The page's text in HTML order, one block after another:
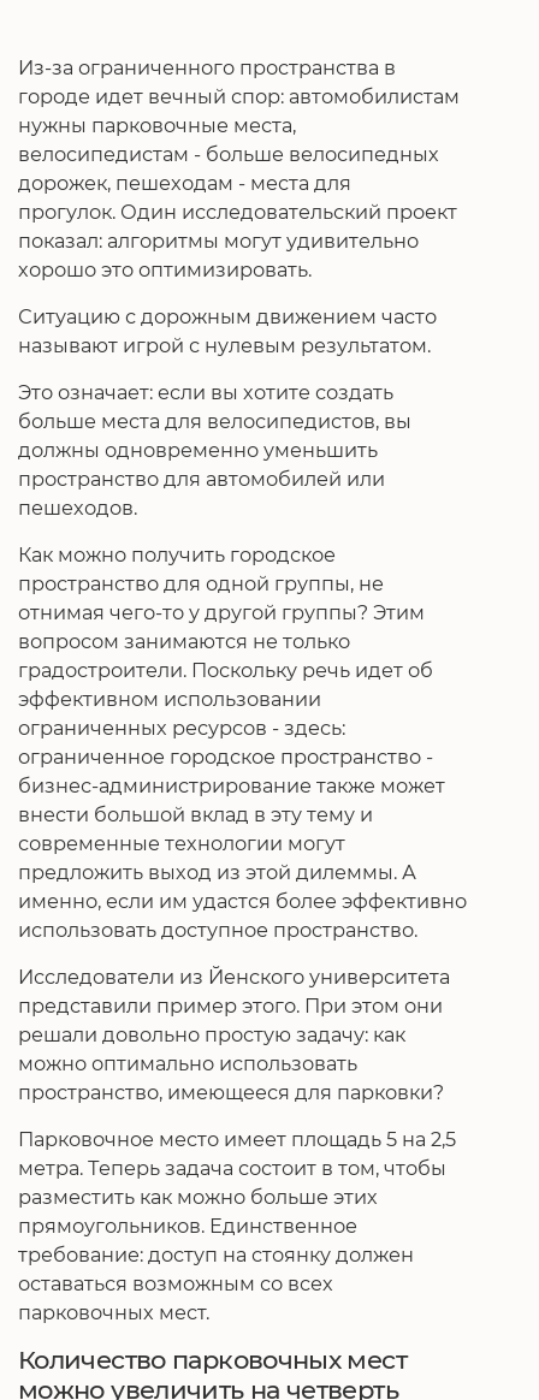
Из-за ограниченного пространства в
городе идет вечный спор: автомобилистам
нужны парковочные места,
велосипедистам - больше велосипедных
дорожек, пешеходам - места для
прогулок. Один исследовательский проект
показал: алгоритмы могут удивительно
хорошо это оптимизировать.
Ситуацию с дорожным движением часто
называют игрой с нулевым результатом.
Это означает: если вы хотите создать
больше места для велосипедистов, вы
должны одновременно уменьшить
пространство для автомобилей или
пешеходов.
Как можно получить городское
пространство для одной группы, не
отнимая чего-то у другой группы? Этим
вопросом занимаются не только
градостроители. Поскольку речь идет об
эффективном использовании
ограниченных ресурсов - здесь:
ограниченное городское пространство -
бизнес-администрирование также может
внести большой вклад в эту тему и
современные технологии могут
предложить выход из этой дилеммы. А
именно, если им удастся более эффективно
использовать доступное пространство.
Исследователи из Йенского университета
представили пример этого. При этом они
решали довольно простую задачу: как
можно оптимально использовать
пространство, имеющееся для парковки?
Парковочное место имеет площадь 5 на 2,5
метра. Теперь задача состоит в том, чтобы
разместить как можно больше этих
прямоугольников. Единственное
требование: доступ на стоянку должен
оставаться возможным со всех
парковочных мест.
Количество парковочных мест
можно увеличить на четверть